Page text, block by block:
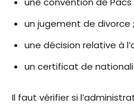
un jugement de divorce ;
une décision relative à
un certificat de
Il faut vérifier si